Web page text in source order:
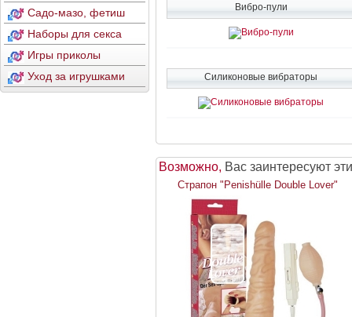
Садо-мазо, фетиш
Наборы для секса
Игры приколы
Уход за игрушками
Вибро-пули
Силиконовые вибраторы
Возможно, Вас заинтересуют
Страпон "Penishülle Double Lover"